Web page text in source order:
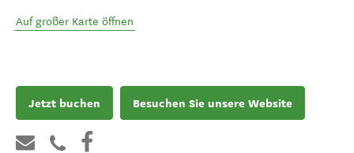
Auf großer Karte öffnen
Jetzt buchen Besuchen Sie unsere Website